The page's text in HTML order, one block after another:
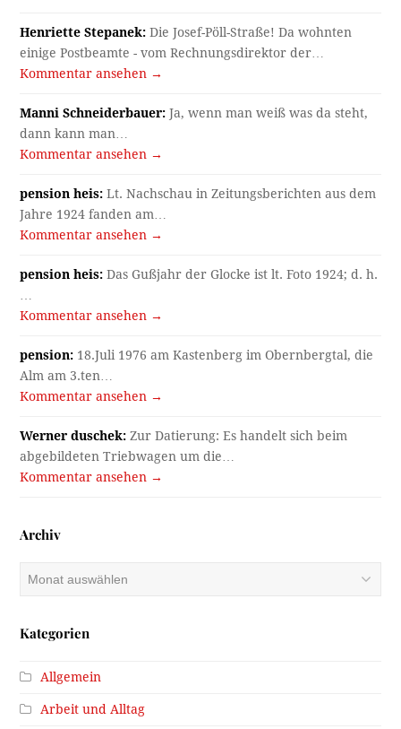
Henriette Stepanek: Die Josef-Pöll-Straße! Da wohnten
einige Postbeamte - vom Rechnungsdirektor der…
Kommentar ansehen →
Manni Schneiderbauer: Ja, wenn man weiß was da steht,
dann kann man…
Kommentar ansehen →
pension heis: Lt. Nachschau in Zeitungsberichten aus dem
Jahre 1924 fanden am…
Kommentar ansehen →
pension heis: Das Gußjahr der Glocke ist lt. Foto 1924; d. h.
…
Kommentar ansehen →
pension: 18.Juli 1976 am Kastenberg im Obernbergtal, die
Alm am 3.ten…
Kommentar ansehen →
Werner duschek: Zur Datierung: Es handelt sich beim
abgebildeten Triebwagen um die…
Kommentar ansehen →
Archiv
Archiv
Kategorien
Allgemein
Arbeit und Alltag